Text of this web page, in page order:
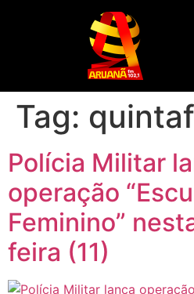
Tag:
Polícia Militar
operação
Feminino”
feira (11)